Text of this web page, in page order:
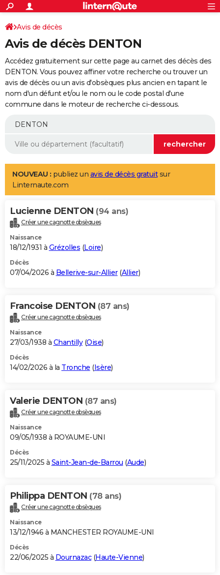
ACTUALITÉS
Politique
Société
Faits Divers
Education
Monde
Villes
+
SPORT
Coupe du monde 2026
Football
Tennis
Cyclisme
Rugby
Forum
Programme TV
TNT
Streaming
Cinéma
Sorties cinéma
Musique
+
FINANCE
Retraite
Epargne
Immobilier
Risques naturels par ville
Banque
Assurance
AUTO
Essais
Réserver un essai
Citadines
Berlines
SUV
Forum auto
+
Mobiles
Meilleur smartphone
Internet
Ordinateurs
Jeux vidéo
Guide high-tech
Aménagement intérieur
LIFESTYLE
Art de vivre
Bien-être
Loisirs
Mode
Modes de vie
Alimentation
Guide de la santé
Maladies
Médicaments
Sommeil
VOYAGE
Destinations
City break
Voyage nature
Voyage de noces
Forum
Climat
+PHOTO
GUIDES D'ACHAT
BONS PLANS
Carte de Noël
Carte Bonne année
Carte Saint-Valentin
Carte Pâques
Carte d'anniversaire
DICTIONNAIRE
Dictionnaire
Biographies
Citations
Expressions
Proverbes
PROGRAMME TV
S'inscrire
Se connecter
Lycées
Collèges
Primaires
Universités
Entreprises
Service militaire
Avis de recherche
AVIS DE DÉCÈS
Bricolage
Lifestyle
Culture
Sport
Auto
Television
Voyage
Cinema
Avis de décès
Avis de décès DENTON
Accédez gratuitement sur cette page au carnet des décès des
DENTON. Vous pouvez affiner votre recherche ou trouver un
avis de décès ou un avis d'obsèques plus ancien en tapant le
nom d'un défunt et/ou le nom ou le code postal d'une
commune dans le moteur de recherche ci-dessous.
NOUVEAU : publiez un avis de décès gratuitsur
Linternaute.com
Lucienne DENTON (94 ans)
Créer une cagnotte obsèques
Naissance
18/12/1931 à Grézolles (Loire)
Décès
07/04/2026 à Bellerive-sur-Allier(Allier)
Francoise DENTON (87 ans)
Créer une cagnotte obsèques
Naissance
27/03/1938 à Chantilly(Oise)
Décès
14/02/2026 à la Tronche (Isère)
Valerie DENTON (87 ans)
Créer une cagnotte obsèques
Naissance
09/05/1938 à ROYAUME-UNI
Décès
25/11/2025 à Saint-Jean-de-Barrou (Aude)
Philippa DENTON (78 ans)
Créer une cagnotte obsèques
Naissance
13/12/1946 à MANCHESTER ROYAUME-UNI
Décès
22/06/2025 à Dournazac(Haute-Vienne)